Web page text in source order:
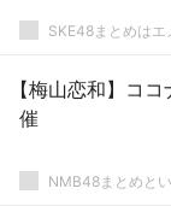
SKE48まとめはエ
【梅山恋和】コ
催
NMB48まとめと